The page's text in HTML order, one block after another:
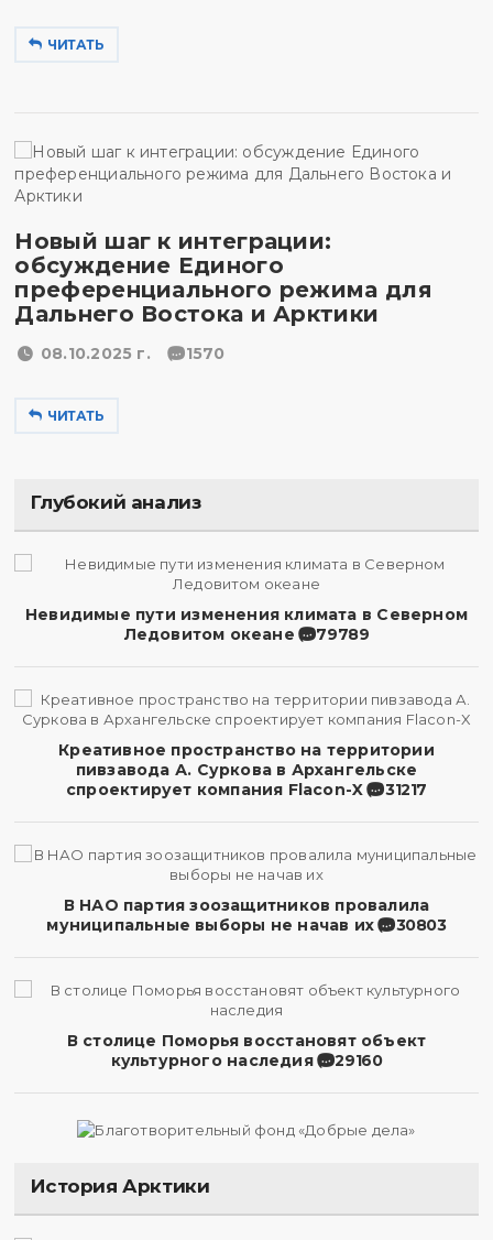
ЧИТАТЬ
Новый шаг к интеграции:
обсуждение Единого
преференциального режима для
Дальнего Востока и Арктики
08.10.2025 г. 1570
ЧИТАТЬ
Глубокий анализ
Невидимые пути изменения климата в Северном
Ледовитом океане
79789
Креативное пространство на территории
пивзавода А. Суркова в Архангельске
спроектирует компания Flacon-X
31217
В НАО партия зоозащитников провалила
муниципальные выборы не начав их
30803
В столице Поморья восстановят объект
культурного наследия
29160
История Арктики